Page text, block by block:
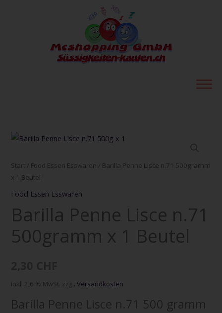
Start / Food Essen Esswaren / Barilla Penne Lisce n.71 500gramm
x 1 Beutel
Food Essen Esswaren
Barilla Penne Lisce n.71
500gramm x 1 Beutel
inkl. 2,6 % MwSt. zzgl.Versandkosten
Barilla Penne Lisce n.71 500 gramm
Barilla
Lisce
n.71
500gramm
1
Beutel
Menge